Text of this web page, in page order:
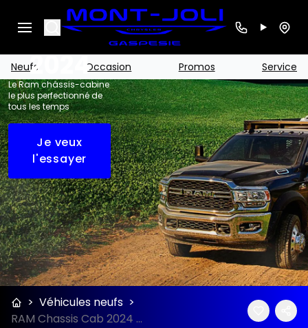
Search
Neufs Occasion Promos Service
Chassis
Cab
2024
Le Ram châssis-cabine
le plus perfectionné de
tous les temps
Je veux
l'essayer
> Véhicules neufs >
RAM Chassis Cab 2024 configuration et prix